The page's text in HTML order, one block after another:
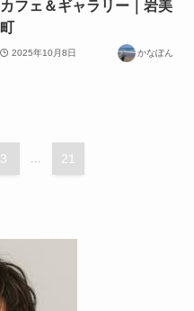
カフェ＆ギャラリー｜岩美
町
2025年10月8日 かなぽん
3 ... 21